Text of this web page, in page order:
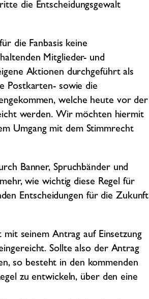
die Entscheidungsgewalt
die Fanbasis keine
Mitglieder- und
Aktionen durchgeführt als
Postkarten- sowie die
welche heute vor der
werden. Wir möchten hiermit
Umgang mit dem Stimmrecht
Banner, Spruchbänder und
wie wichtig diese Regel für
Entscheidungen für die Zukunft
mit seinem Antrag auf Einsetzung
Sollte also der Antrag
so besteht in den kommenden
zu entwickeln, über den eine